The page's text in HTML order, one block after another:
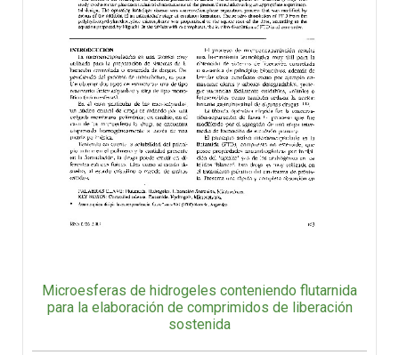
Microesferas de hidrogeles conteniendo flutarnida
para la elaboración de comprimidos de liberación
sostenida